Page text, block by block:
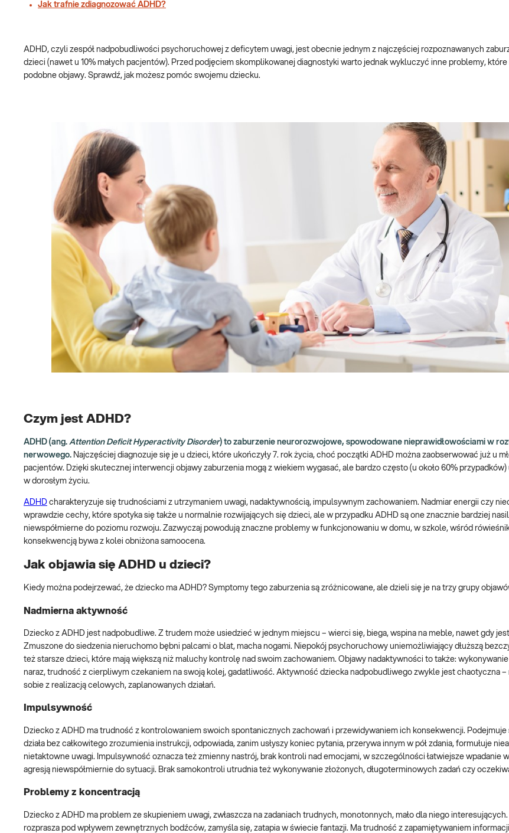
Jak trafnie zdiagnozować ADHD?
ADHD, czyli zespół nadpobudliwości psychoruchowej z deficytem uwagi, jest obecnie jednym z najczęściej rozpoznawanych
dzieci (nawet u 10% małych pacjentów). Przed podjęciem skomplikowanej diagnostyki warto jednak wykluczyć inne problemy, które
podobne objawy. Sprawdź, jak możesz pomóc swojemu dziecku.
Czym jest ADHD?
ADHD (ang. Attention Deficit Hyperactivity Disorder) to zaburzenie neurorozwojowe, spowodowane nieprawidłowościami w
nerwowego. Najczęściej diagnozuje się je u dzieci, które ukończyły 7. rok życia, choć początki ADHD można zaobserwować już u
pacjentów. Dzięki skutecznej interwencji objawy zaburzenia mogą z wiekiem wygasać, ale bardzo często (u około 60%
w dorosłym życiu.
ADHD charakteryzuje się trudnościami z utrzymaniem uwagi, nadaktywnością, impulsywnym zachowaniem. Nadmiar energii czy
wprawdzie cechy, które spotyka się także u normalnie rozwijających się dzieci, ale w przypadku ADHD są one znacznie bardziej
niewspółmierne do poziomu rozwoju. Zazwyczaj powodują znaczne problemy w funkcjonowaniu w domu, w szkole, wśród
konsekwencją bywa z kolei obniżona samoocena.
Jak objawia się ADHD u dzieci?
Kiedy można podejrzewać, że dziecko ma ADHD? Symptomy tego zaburzenia są zróżnicowane, ale dzieli się je na trzy grupy
Nadmierna aktywność
Dziecko z ADHD jest nadpobudliwe. Z trudem może usiedzieć w jednym miejscu – wierci się, biega, wspina na meble, nawet gdy
Zmuszone do siedzenia nieruchomo bębni palcami o blat, macha nogami. Niepokój psychoruchowy uniemożliwiający dłuższą
też starsze dzieci, które mają większą niż maluchy kontrolę nad swoim zachowaniem. Objawy nadaktywności to także:
naraz, trudność z cierpliwym czekaniem na swoją kolej, gadatliwość. Aktywność dziecka nadpobudliwego zwykle jest chaotyczna –
sobie z realizacją celowych, zaplanowanych działań.
Impulsywność
Dziecko z ADHD ma trudność z kontrolowaniem swoich spontanicznych zachowań i przewidywaniem ich konsekwencji. Podejmuje
działa bez całkowitego zrozumienia instrukcji, odpowiada, zanim usłyszy koniec pytania, przerywa innym w pół zdania, formułuje
nietaktowne uwagi. Impulsywność oznacza też zmienny nastrój, brak kontroli nad emocjami, w szczególności łatwiejsze wpadanie
agresją niewspółmiernie do sytuacji. Brak samokontroli utrudnia też wykonywanie złożonych, długoterminowych zadań czy
Problemy z koncentracją
Dziecko z ADHD ma problem ze skupieniem uwagi, zwłaszcza na zadaniach trudnych, monotonnych, mało dla niego
rozprasza pod wpływem zewnętrznych bodźców, zamyśla się, zatapia w świecie fantazji. Ma trudność z zapamiętywaniem